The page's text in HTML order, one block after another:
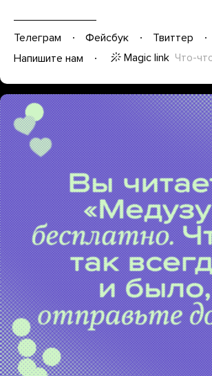
Телеграм Фейсбук Твиттер
Напишите нам
Magic link Что-